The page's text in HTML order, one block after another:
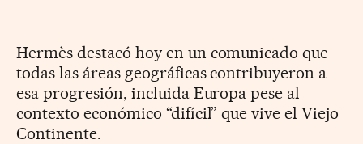
Hermès destacó hoy en un comunicado que
todas las áreas geográficas contribuyeron a
esa progresión, incluida Europa pese al
contexto económico “difícil” que vive el Viejo
Continente.